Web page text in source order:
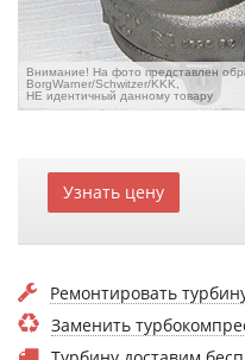
Внимание! На фото представлен
BorgWarner/Schwitzer/KKK,
НЕ идентичный данному товару
Узнать цену
Ремонтировать
Заменить